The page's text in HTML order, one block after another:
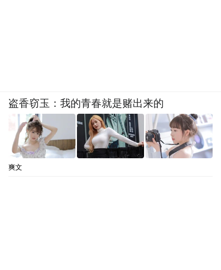
盗香窃玉：我的青春就是赌出来的
爽文